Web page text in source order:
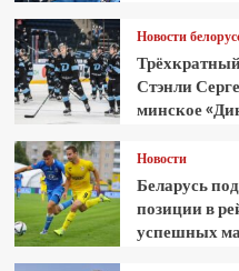
Новости
Стэнли
минское
Новости
Беларусь
позиции в
успешных